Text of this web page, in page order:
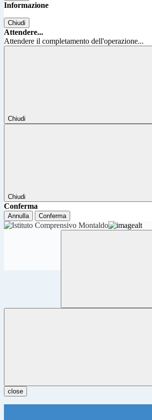
Informazione
Chiudi
Attendere...
Attendere il completamento dell'operazione...
Chiudi
Chiudi
Conferma
Annulla Conferma
close